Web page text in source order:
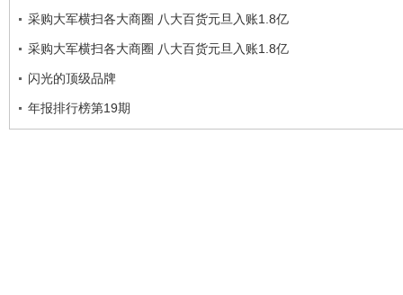
采购大军横扫各大商圈 八大百货元旦入账1.8亿
采购大军横扫各大商圈 八大百货元旦入账1.8亿
闪光的顶级品牌
年报排行榜第19期